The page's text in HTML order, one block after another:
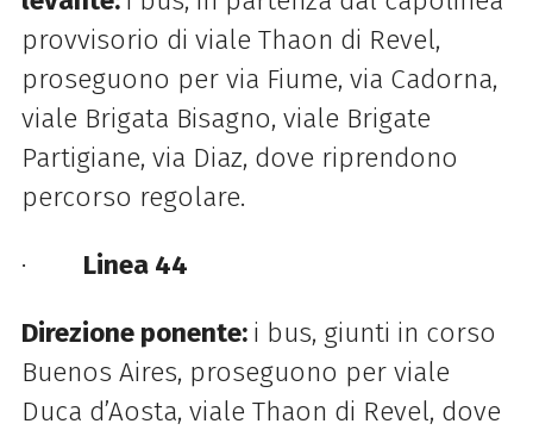
provvisorio di viale Thaon di Revel,
proseguono per via Fiume, via Cadorna,
viale Brigata Bisagno, viale Brigate
Partigiane, via Diaz, dove riprendono
percorso regolare.
· Linea 44
Direzione ponente: i bus, giunti in corso
Buenos Aires, proseguono per viale
Duca d’Aosta, viale Thaon di Revel, dove